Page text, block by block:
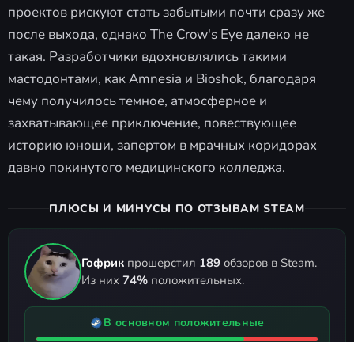
проектов рискуют стать забытыми почти сразу же
после выхода, однако The Crow's Eye далеко не
такая. Разработчики вдохновлялись такими
мастодонтами, как Amnesia и Bioshok, благодаря
чему получилось темное, атмосферное и
захватывающее приключение, повествующее
историю юноши, запертом в мрачных коридорах
давно покинутого медицинского колледжа.
ПЛЮСЫ И МИНУСЫ ПО ОТЗЫВАМ STEAM
Гофрик прошерстил 189 обзоров в Steam.
Из них 74% положительных.
В основном положительные